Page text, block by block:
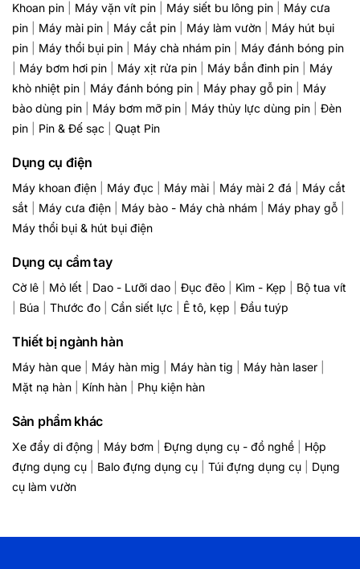
Khoan pin Máy vặn vít pin Máy siết bu lông pin
Máy cưa
pin
Máy mài pin Máy cắt pin Máy làm vườn
Máy hút bụi
pin
Máy thổi bụi pin Máy chà nhám pin
Máy đánh bóng pin
Máy bơm hơi pin Máy xịt rửa pin Máy bắn đinh pin
Máy
khò nhiệt pin
Máy đánh bóng pin Máy phay gỗ pin
Máy
bào dùng pin
Máy bơm mỡ pin Máy thủy lực dùng pin
Đèn
pin
Pin & Đế sạc Quạt Pin
Dụng cụ điện
Máy khoan điện Máy đục Máy mài Máy mài 2 đá
Máy cắt
sắt
Máy cưa điện Máy bào - Máy chà nhám Máy phay gỗ
Máy thổi bụi & hút bụi điện
Dụng cụ cầm tay
Cờ lê Mỏ lết Dao - Lưỡi dao Đục đẽo Kìm - Kẹp
Bộ tua vít
Búa Thước đo Cần siết lực Ê tô, kẹp Đầu tuýp
Thiết bị ngành hàn
Máy hàn que Máy hàn mig Máy hàn tig Máy hàn laser
Mặt nạ hàn
Kính hàn Phụ kiện hàn
Sản phẩm khác
Xe đẩy di động Máy bơm Đựng dụng cụ - đồ nghề
Hộp
đựng dụng cụ
Balo đựng dụng cụ Túi đựng dụng cụ
Dụng
cụ làm vườn